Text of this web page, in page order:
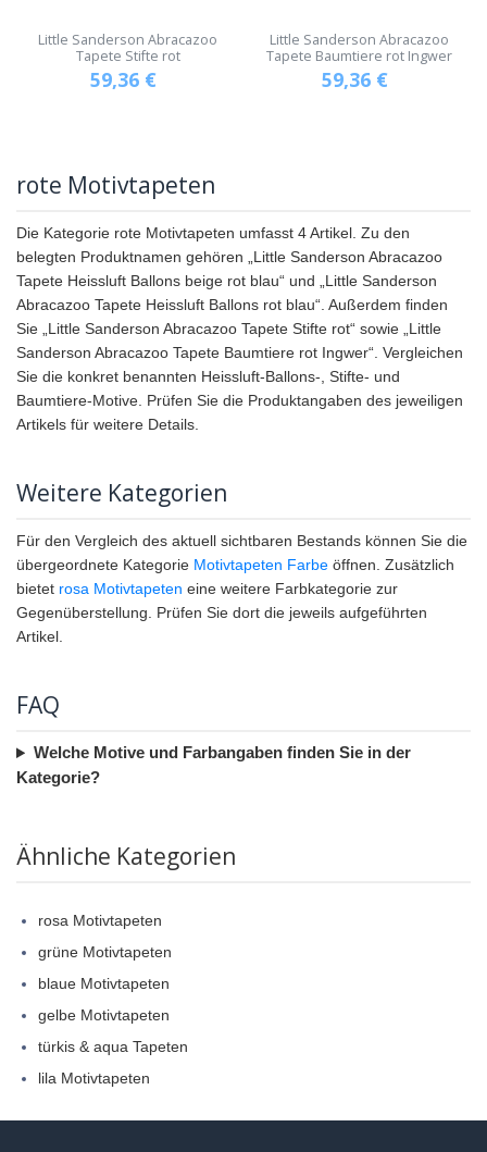
Little Sanderson Abracazoo
Tapete Stifte rot
59,36 €
Little Sanderson Abracazoo
Tapete Baumtiere rot Ingwer
59,36 €
rote Motivtapeten
Die Kategorie rote Motivtapeten umfasst 4 Artikel. Zu den
belegten Produktnamen gehören „Little Sanderson Abracazoo
Tapete Heissluft Ballons beige rot blau“ und „Little Sanderson
Abracazoo Tapete Heissluft Ballons rot blau“. Außerdem finden
Sie „Little Sanderson Abracazoo Tapete Stifte rot“ sowie „Little
Sanderson Abracazoo Tapete Baumtiere rot Ingwer“. Vergleichen
Sie die konkret benannten Heissluft-Ballons-, Stifte- und
Baumtiere-Motive. Prüfen Sie die Produktangaben des jeweiligen
Artikels für weitere Details.
Weitere Kategorien
Für den Vergleich des aktuell sichtbaren Bestands können Sie die
übergeordnete Kategorie Motivtapeten Farbe öffnen. Zusätzlich
bietet rosa Motivtapeten eine weitere Farbkategorie zur
Gegenüberstellung. Prüfen Sie dort die jeweils aufgeführten
Artikel.
FAQ
Welche Motive und Farbangaben finden Sie in der
Kategorie?
Ähnliche Kategorien
rosa Motivtapeten
grüne Motivtapeten
blaue Motivtapeten
gelbe Motivtapeten
türkis & aqua Tapeten
lila Motivtapeten